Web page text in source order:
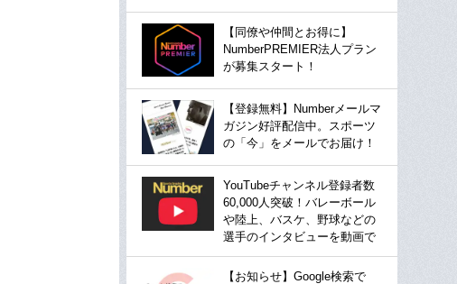
【同僚や仲間とお得に】
NumberPREMIER法人プラン
が募集スタート！
【登録無料】Numberメールマ
ガジン好評配信中。スポーツ
の「今」をメールでお届け！
YouTubeチャンネル登録者数
60,000人突破！バレーボール
や陸上、バスケ、野球などの
選手のインタビューを動画で
【お知らせ】Google検索で